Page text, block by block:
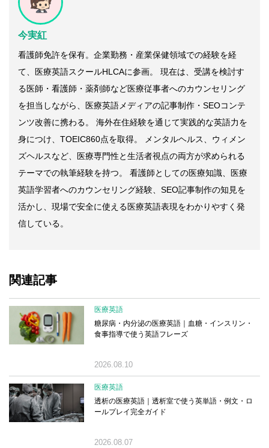
今実紅
看護師免許を保有。企業勤務・産業保健領域での経験を経
て、医療英語スクールHLCAに参画。 現在は、受講を検討す
る医師・看護師・薬剤師など医療従事者へのカウンセリング
を担当しながら、医療英語メディアの記事制作・SEOコンテ
ンツ改善に携わる。 海外在住経験を通じて実践的な英語力を
身につけ、TOEIC860点を取得。 メンタルヘルス、ウィメン
ズヘルスなど、医療専門性と生活者視点の両方が求められる
テーマでの執筆経験を持つ。 看護師としての医療知識、医療
英語学習者へのカウンセリング経験、SEO記事制作の知見を
活かし、現場で安全に使える医療英語表現をわかりやすく発
信している。
関連記事
医療英語
糖尿病・内分泌の医療英語｜血糖・インスリン・
食事指導で使う英語フレーズ
2026.08.10
医療英語
透析の医療英語｜透析室で使う英単語・例文・ロ
ールプレイ完全ガイド
2026.08.07